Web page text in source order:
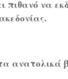
πιθανό να
ανατολικά